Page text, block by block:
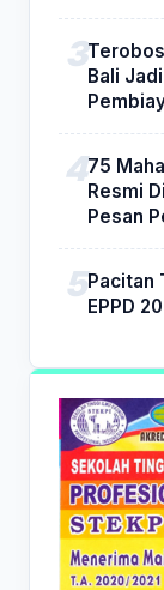
Bali
75
Resmi
Pesan
Pacitan
EPPD